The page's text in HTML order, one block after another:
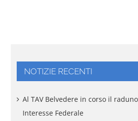
NOTIZIE RECENTI
Al TAV Belvedere in corso il
Interesse Federale